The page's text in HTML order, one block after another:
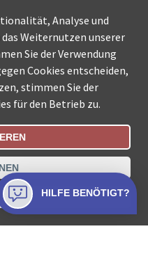
der Schweiz
Analyse und
Weiternutzen unserer
Sie der Verwendung
Cookies entscheiden,
stimmen Sie der
für den Betrieb zu.
HILFE BENÖTIGT?